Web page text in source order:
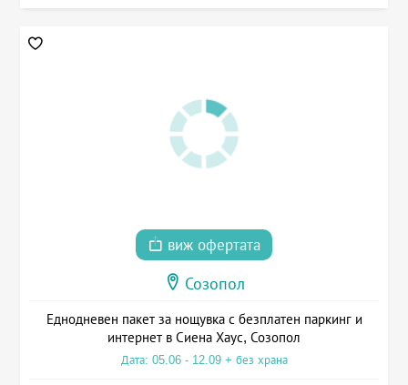
виж офертата
Созопол
Еднодневен пакет за нощувка с безплатен паркинг и
интернет в Сиена Хаус, Созопол
Дата: 05.06 - 12.09 + без храна